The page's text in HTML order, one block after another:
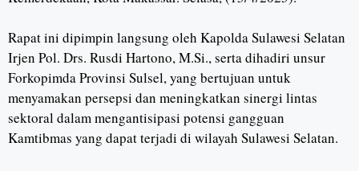
Rapat ini dipimpin langsung oleh Kapolda Sulawesi Selatan
Irjen Pol. Drs. Rusdi Hartono, M.Si., serta dihadiri unsur
Forkopimda Provinsi Sulsel, yang bertujuan untuk
menyamakan persepsi dan meningkatkan sinergi lintas
sektoral dalam mengantisipasi potensi gangguan
Kamtibmas yang dapat terjadi di wilayah Sulawesi Selatan.